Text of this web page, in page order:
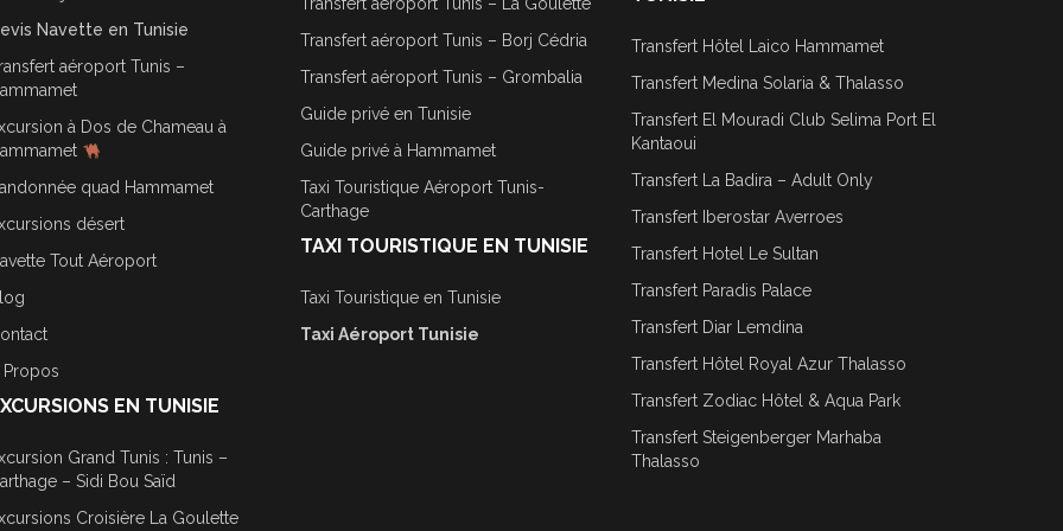
Navette en Tunisie
aéroport Tunis –
à Dos de Chameau à
quad Hammamet
désert
Tout Aéroport
Propos
EN TUNISIE
Grand Tunis : Tunis –
– Sidi Bou Saïd
Croisière La Goulette
Transfert aéroport Tunis – Borj Cédria
Transfert aéroport Tunis – Grombalia
Guide privé en Tunisie
Guide privé à Hammamet
Taxi Touristique Aéroport Tunis-
Carthage
TAXI TOURISTIQUE EN TUNISIE
Taxi Touristique en Tunisie
Taxi Aéroport Tunisie
Transfert Hôtel Laico Hammamet
Transfert Medina Solaria & Thalasso
Transfert El Mouradi Club Selima Port El
Kantaoui
Transfert La Badira – Adult Only
Transfert Iberostar Averroes
Transfert Hotel Le Sultan
Transfert Paradis Palace
Transfert Diar Lemdina
Transfert Hôtel Royal Azur Thalasso
Transfert Zodiac Hôtel & Aqua Park
Transfert Steigenberger Marhaba
Thalasso